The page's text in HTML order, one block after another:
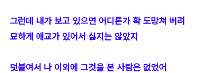
그런데 내가 보고 있으면 어디론가 확 도망쳐 버려
묘하게 애교가 있어서 싫지는 않았지
덧붙여서 나 이외에 그것을 본 사람은 없었어